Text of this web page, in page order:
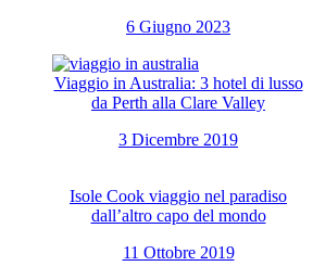
6 Giugno 2023
Viaggio in Australia: 3 hotel di lusso
da Perth alla Clare Valley
3 Dicembre 2019
Isole Cook viaggio nel paradiso
dall’altro capo del mondo
11 Ottobre 2019